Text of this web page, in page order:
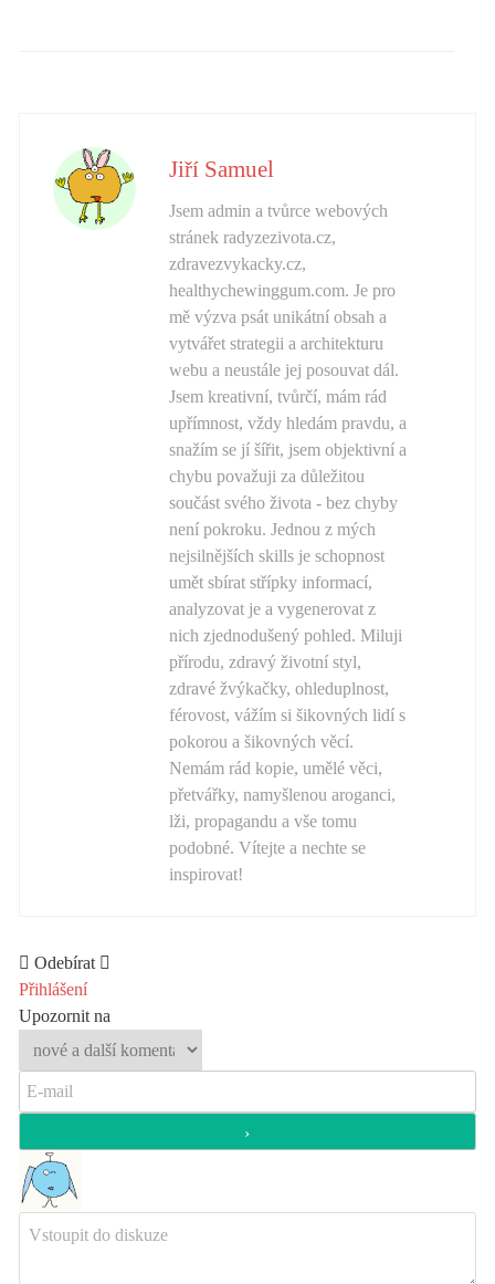
Jiří Samuel
Jsem admin a tvůrce webových
stránek radyzezivota.cz,
zdravezvykacky.cz,
healthychewinggum.com. Je pro
mě výzva psát unikátní obsah a
vytvářet strategii a architekturu
webu a neustále jej posouvat dál.
Jsem kreativní, tvůrčí, mám rád
upřímnost, vždy hledám pravdu, a
snažím se jí šířit, jsem objektivní a
chybu považuji za důležitou
součást svého života - bez chyby
není pokroku. Jednou z mých
nejsilnějších skills je schopnost
umět sbírat střípky informací,
analyzovat je a vygenerovat z
nich zjednodušený pohled. Miluji
přírodu, zdravý životní styl,
zdravé žvýkačky, ohleduplnost,
férovost, vážím si šikovných lidí s
pokorou a šikovných věcí.
Nemám rád kopie, umělé věci,
přetvářky, namyšlenou aroganci,
lži, propagandu a vše tomu
podobné. Vítejte a nechte se
inspirovat!
Odebírat
Přihlášení
Upozornit na